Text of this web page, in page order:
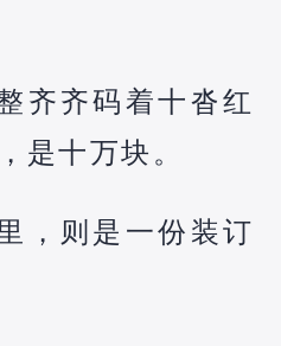
齐齐码着十沓红
是十万块。
，则是一份装订